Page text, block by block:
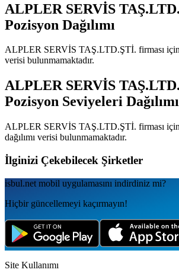
ALPLER SERVİS
Pozisyon Dağılımı
ALPLER SERVİS TAŞ.LTD.ŞTİ. firması
verisi bulunmamaktadır.
ALPLER SERVİS
Pozisyon Seviyeleri Dağılımı
ALPLER SERVİS TAŞ.LTD.ŞTİ. firması
dağılımı verisi bulunmamaktadır.
İlginizi Çekebilecek Şirketler
isbul.net mobil uygulamаsını indirdiniz mi?
Hiçbir güncellemeyi kaçırmayın!
Site Kullanımı